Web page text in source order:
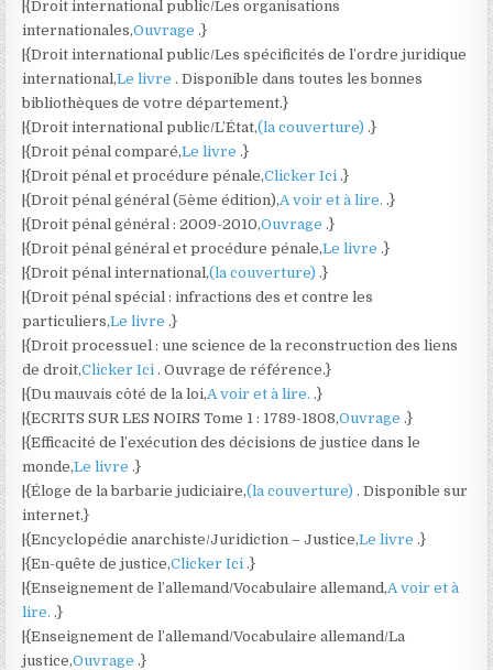
|{Droit international public/Les organisations
internationales,Ouvrage.}
|{Droit international public/Les spécificités de l’ordre juridique
international,Le livre. Disponible dans toutes les bonnes
bibliothèques de votre département.}
|{Droit international public/L’État,(la couverture).}
|{Droit pénal comparé,Le livre.}
|{Droit pénal et procédure pénale,Clicker Ici.}
|{Droit pénal général (5ème édition),A voir et à lire..}
|{Droit pénal général : 2009-2010,Ouvrage.}
|{Droit pénal général et procédure pénale,Le livre.}
|{Droit pénal international,(la couverture).}
|{Droit pénal spécial : infractions des et contre les
particuliers,Le livre.}
|{Droit processuel : une science de la reconstruction des liens
de droit,Clicker Ici. Ouvrage de référence.}
|{Du mauvais côté de la loi,A voir et à lire..}
|{ECRITS SUR LES NOIRS Tome 1 : 1789-1808,Ouvrage.}
|{Efficacité de l’exécution des décisions de justice dans le
monde,Le livre.}
|{Éloge de la barbarie judiciaire,(la couverture). Disponible sur
internet.}
|{Encyclopédie anarchiste/Juridiction – Justice,Le livre.}
|{En-quête de justice,Clicker Ici.}
|{Enseignement de l’allemand/Vocabulaire allemand,A voir et à
lire..}
|{Enseignement de l’allemand/Vocabulaire allemand/La
justice,Ouvrage.}